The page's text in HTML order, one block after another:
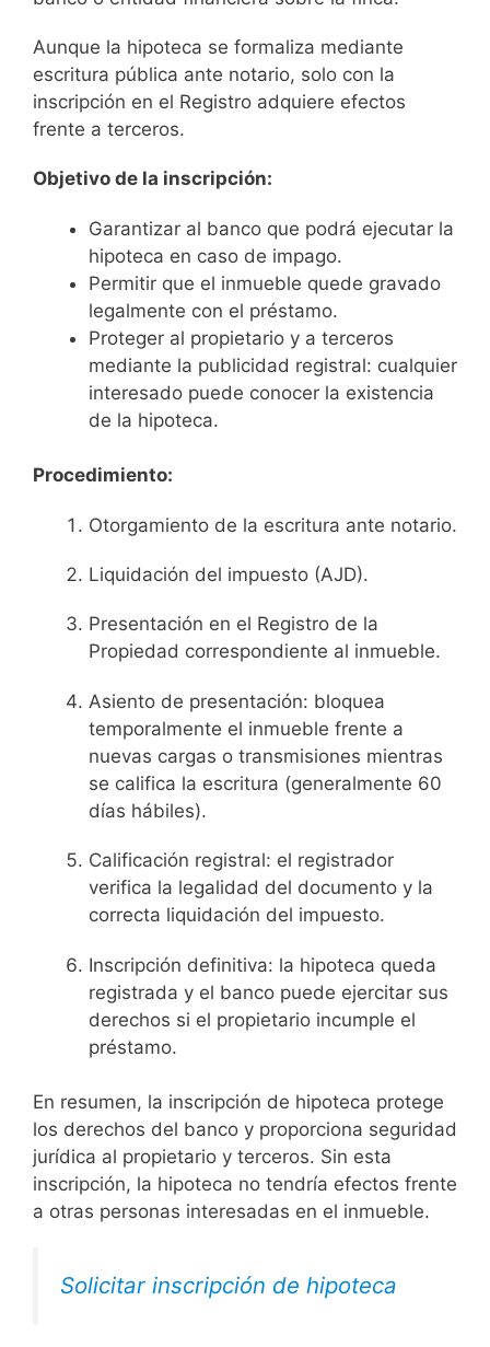
Aunque la hipoteca se formaliza mediante
escritura pública ante notario, solo con la
inscripción en el Registro adquiere efectos
frente a terceros.
Objetivo de la inscripción:
Garantizar al banco que podrá ejecutar la
hipoteca en caso de impago.
Permitir que el inmueble quede gravado
legalmente con el préstamo.
Proteger al propietario y a terceros
mediante la publicidad registral: cualquier
interesado puede conocer la existencia
de la hipoteca.
Procedimiento:
Otorgamiento de la escritura ante notario.
Liquidación del impuesto (AJD).
Presentación en el Registro de la
Propiedad correspondiente al inmueble.
Asiento de presentación: bloquea
temporalmente el inmueble frente a
nuevas cargas o transmisiones mientras
se califica la escritura (generalmente 60
días hábiles).
Calificación registral: el registrador
verifica la legalidad del documento y la
correcta liquidación del impuesto.
Inscripción definitiva: la hipoteca queda
registrada y el banco puede ejercitar sus
derechos si el propietario incumple el
préstamo.
En resumen, la inscripción de hipoteca protege
los derechos del banco y proporciona seguridad
jurídica al propietario y terceros. Sin esta
inscripción, la hipoteca no tendría efectos frente
a otras personas interesadas en el inmueble.
Solicitar inscripción de hipoteca